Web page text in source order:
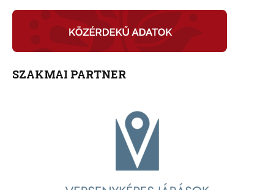
SZAKMAI PARTNER